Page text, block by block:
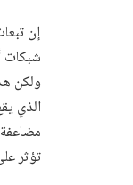
إن
شبكات
ولكن
الذي
تؤثر